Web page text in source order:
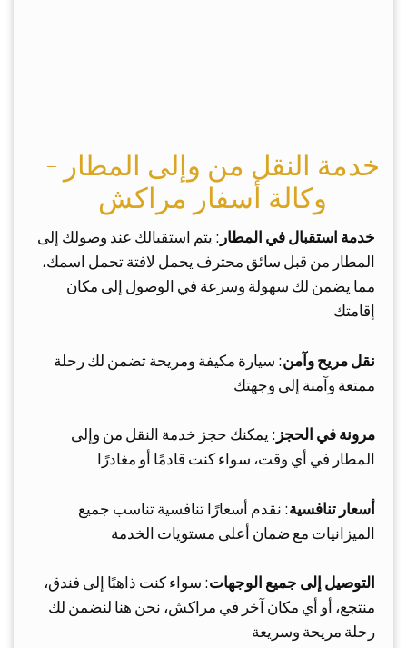
خدمة النقل من وإلى المطار -
وكالة أسفار مراكش
خدمة استقبال في المطار : يتم استقبالك عند وصولك إلى
المطار من قبل سائق محترف يحمل لافتة تحمل اسمك،
مما يضمن لك سهولة وسرعة في الوصول إلى مكان
إقامتك
نقل مريح وآمن: سيارة مكيفة ومريحة تضمن لك رحلة
ممتعة وآمنة إلى وجهتك
مرونة في الحجز : يمكنك حجز خدمة النقل من وإلى
المطار في أي وقت، سواء كنت قادمًا أو مغادرًا
أسعار تنافسية: نقدم أسعارًا تنافسية تناسب جميع
الميزانيات مع ضمان أعلى مستويات الخدمة
التوصيل إلى جميع الوجهات: سواء كنت ذاهبًا إلى فندق،
منتجع، أو أي مكان آخر في مراكش، نحن هنا لنضمن لك
رحلة مريحة وسريعة